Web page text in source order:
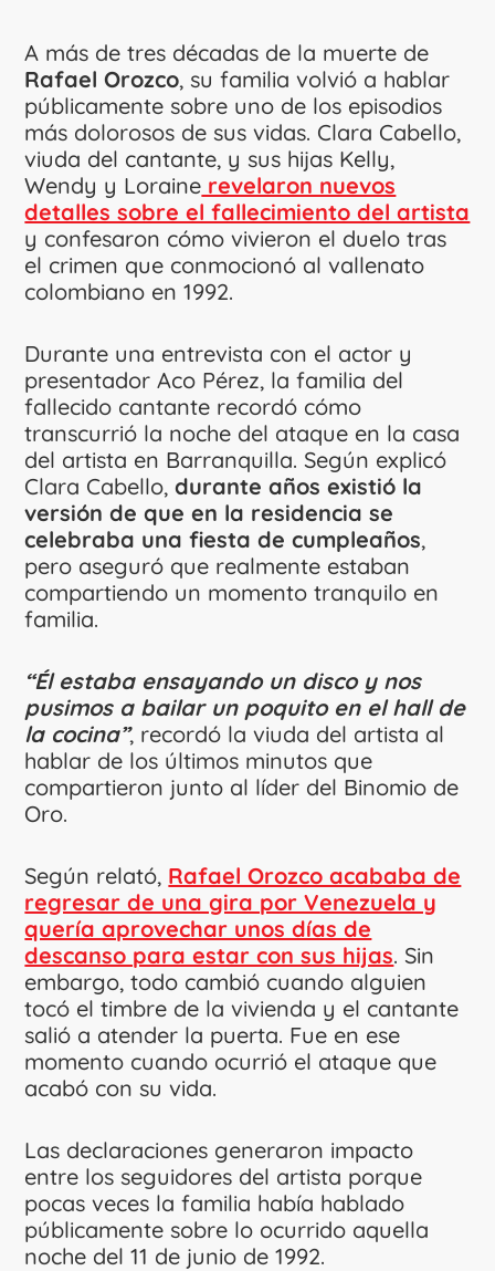
A más de tres décadas de la muerte de
Rafael Orozco, su familia volvió a hablar
públicamente sobre uno de los episodios
más dolorosos de sus vidas. Clara Cabello,
viuda del cantante, y sus hijas Kelly,
Wendy y Loraine revelaron nuevos
detalles sobre el fallecimiento del artista
y confesaron cómo vivieron el duelo tras
el crimen que conmocionó al vallenato
colombiano en 1992.
Durante una entrevista con el actor y
presentador Aco Pérez, la familia del
fallecido cantante recordó cómo
transcurrió la noche del ataque en la casa
del artista en Barranquilla. Según explicó
Clara Cabello,durante años existió la
versión de que en la residencia se
celebraba una fiesta de cumpleaños,
pero aseguró que realmente estaban
compartiendo un momento tranquilo en
familia.
“Él estaba ensayando un disco y nos
pusimos a bailar un poquito en el hall de
la cocina”, recordó la viuda del artista al
hablar de los últimos minutos que
compartieron junto al líder del Binomio de
Oro.
Según relató, Rafael Orozco acababa de
regresar de una gira por Venezuela y
quería aprovechar unos días de
descanso para estar con sus hijas. Sin
embargo, todo cambió cuando alguien
tocó el timbre de la vivienda y el cantante
salió a atender la puerta. Fue en ese
momento cuando ocurrió el ataque que
acabó con su vida.
Las declaraciones generaron impacto
entre los seguidores del artista porque
pocas veces la familia había hablado
públicamente sobre lo ocurrido aquella
noche del 11 de junio de 1992.